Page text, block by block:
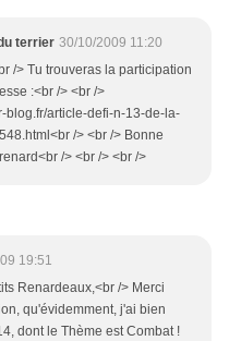
terrier 30/10/2009 11:20
/> Tu trouveras la participation
:<br /> <br />
blog.fr/article-defi-n-13-de-la-
/> <br /> Bonne
/> <br /> <br />
19:51
Renardeaux,<br /> Merci
qu'évidemment, j'ai bien
dont le Thème est Combat !